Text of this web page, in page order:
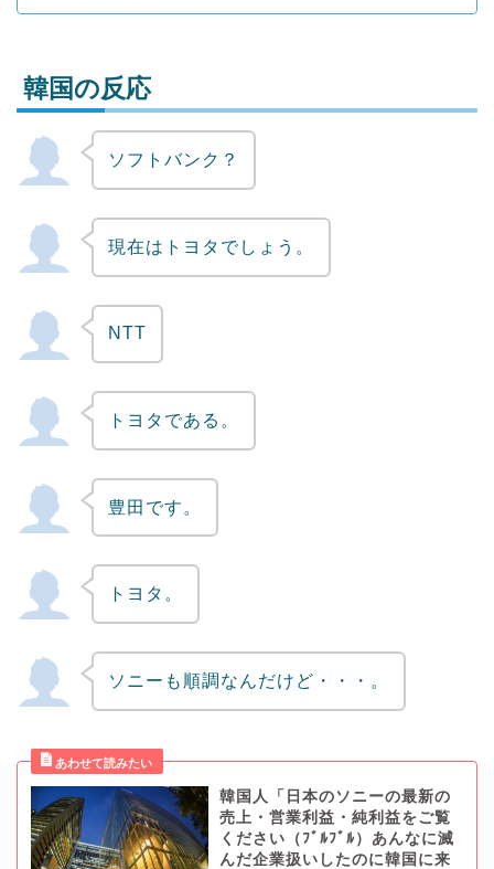
Powered by livedoor 相互RSS
韓国の反応
ソフトバンク？
現在はトヨタでしょう。
NTT
トヨタである。
豊田です。
トヨタ。
ソニーも順調なんだけど・・・。
韓国人「日本のソニーの最新の
売上・営業利益・純利益をご覧
ください（ﾌﾞﾙﾌﾞﾙ）あんなに滅
んだ企業扱いしたのに韓国に来